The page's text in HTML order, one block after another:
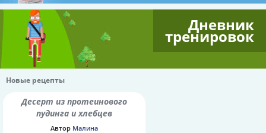
Дневник
тренировок
Новые рецепты
Десерт из протеинового
пудинга и хлебцев
Автор Малина